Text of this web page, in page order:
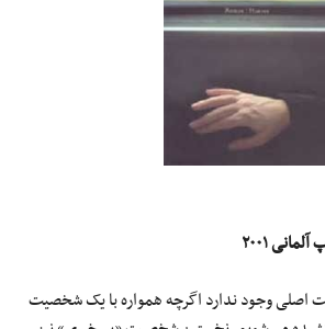
آلمانی۲۰۰۱
اصلی وجود ندارد اگرچه همواره با یک شخصیت